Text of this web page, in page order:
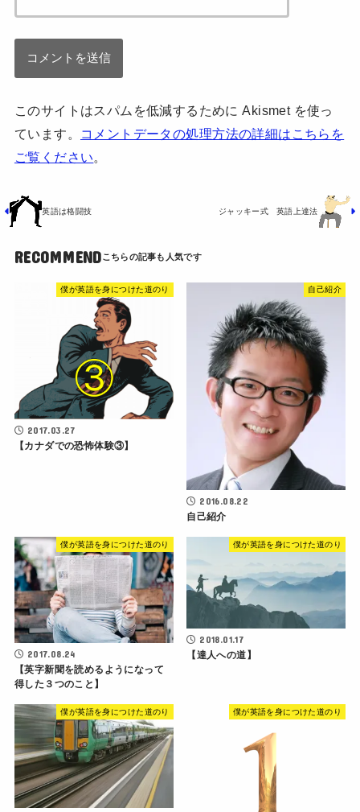
このサイトはスパムを低減するために Akismet を使っ
ています。
コメントデータの処理方法の詳細はこちらを
ご覧ください。
英語は格闘技 ジャッキー式 英語上達法
RECOMMEND
僕が英語を身につけた道のり
2017.03.27
【カナダでの恐怖体験③】
自己紹介
2016.08.22
自己紹介
僕が英語を身につけた道のり
2017.08.24
【英字新聞を読めるようになって
得した３つのこと】
僕が英語を身につけた道のり
2018.01.17
【達人への道】
僕が英語を身につけた道のり 僕が英語を身につけた道のり